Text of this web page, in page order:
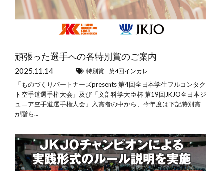
頑張った選手への各特別賞のご案内
2025.11.14 特別賞 第4回インカレ
「ものづくりパートナーズpresents 第4回全日本学生フルコンタク
ト空手道選手権大会」及び「文部科学大臣杯 第19回JKJO全日本ジ
ュニア空手道選手権大会」入賞者の中から、今年度は下記特別賞
が贈ら...